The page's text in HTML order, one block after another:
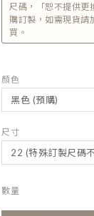
尺碼，「恕不提供更
購訂製，如需現貨請
買。
顏色
尺寸
數量